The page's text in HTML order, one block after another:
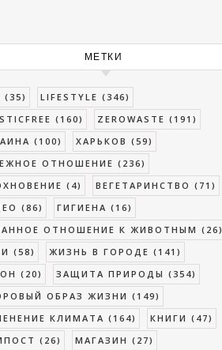
МЕТКИ
(35) LIFESTYLE (346)
(160) ZEROWASTE (191)
(100) ХАРЬКОВ (59)
ОТНОШЕНИЕ (236)
(4) ВЕГЕТАРИНСТВО (71)
(86) ГИГИЕНА (16)
ОТНОШЕНИЕ К ЖИВОТНЫМ (26)
(58) ЖИЗНЬ В ГОРОДЕ (141)
(20) ЗАЩИТА ПРИРОДЫ (354)
ОБРАЗ ЖИЗНИ (149)
КЛИМАТА (164) КНИГИ (47)
(26) МАГАЗИН (27)